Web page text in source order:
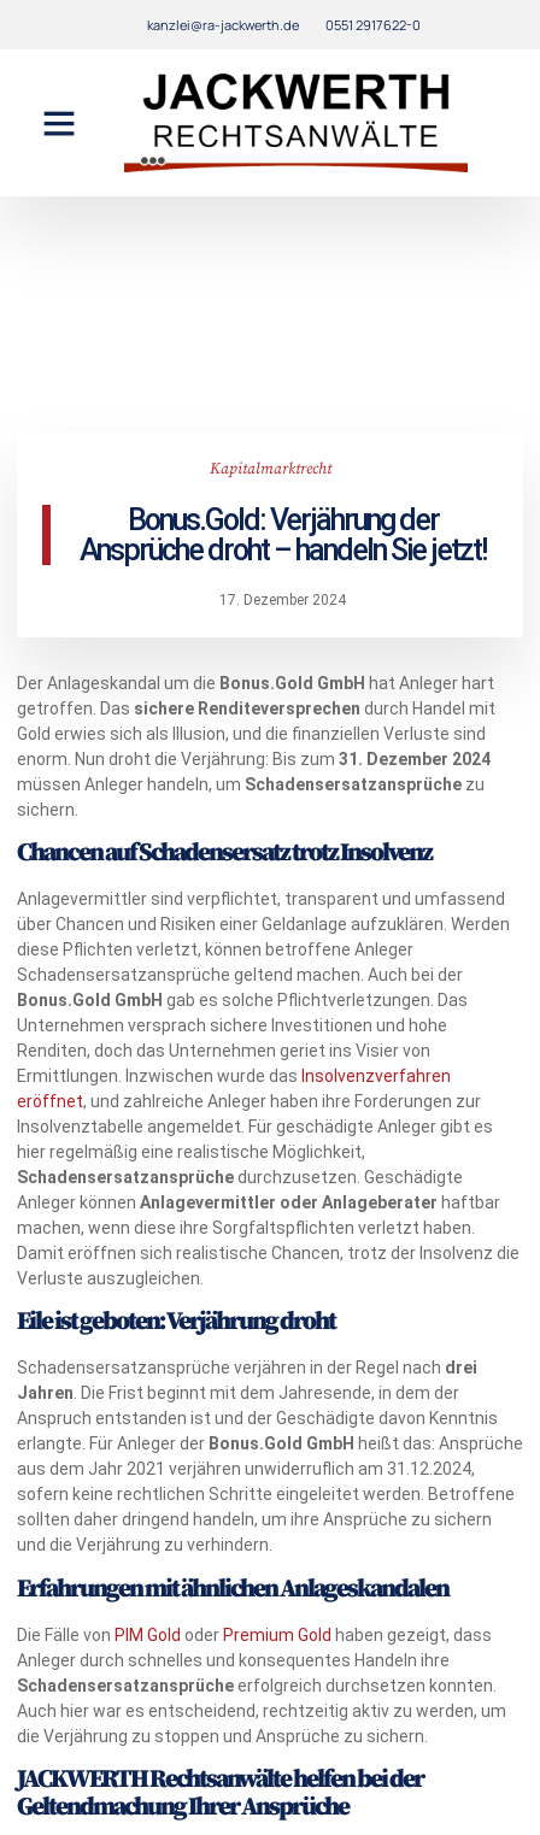
kanzlei@ra-jackwerth.de 0551 2917622-0
Kapitalmarktrecht
Bonus.Gold: Verjährung der
Ansprüche droht – handeln Sie jetzt!
17. Dezember 2024
Der Anlageskandal um die Bonus.Gold GmbH hat Anleger hart
getroffen. Das sichere Renditeversprechen durch Handel mit
Gold erwies sich als Illusion, und die finanziellen Verluste sind
enorm. Nun droht die Verjährung: Bis zum 31. Dezember 2024
müssen Anleger handeln, um Schadensersatzansprüche zu
sichern.
Chancen auf Schadensersatz trotz Insolvenz
Anlagevermittler sind verpflichtet, transparent und umfassend
über Chancen und Risiken einer Geldanlage aufzuklären. Werden
diese Pflichten verletzt, können betroffene Anleger
Schadensersatzansprüche geltend machen. Auch bei der
Bonus.Gold GmbH gab es solche Pflichtverletzungen. Das
Unternehmen versprach sichere Investitionen und hohe
Renditen, doch das Unternehmen geriet ins Visier von
Ermittlungen. Inzwischen wurde das Insolvenzverfahren
eröffnet, und zahlreiche Anleger haben ihre Forderungen zur
Insolvenztabelle angemeldet. Für geschädigte Anleger gibt es
hier regelmäßig eine realistische Möglichkeit,
Schadensersatzansprüchedurchzusetzen. Geschädigte
Anleger können Anlagevermittler oder Anlageberater haftbar
machen, wenn diese ihre Sorgfaltspflichten verletzt haben.
Damit eröffnen sich realistische Chancen, trotz der Insolvenz die
Verluste auszugleichen.
Eile ist geboten: Verjährung droht
Schadensersatzansprüche verjähren in der Regel nach drei
Jahren. Die Frist beginnt mit dem Jahresende, in dem der
Anspruch entstanden ist und der Geschädigte davon Kenntnis
erlangte. Für Anleger der Bonus.Gold GmbH heißt das: Ansprüche
aus dem Jahr 2021 verjähren unwiderruflich am 31.12.2024,
sofern keine rechtlichen Schritte eingeleitet werden. Betroffene
sollten daher dringend handeln, um ihre Ansprüche zu sichern
und die Verjährung zu verhindern.
Erfahrungen mit ähnlichen Anlageskandalen
Die Fälle von PIM Gold oder Premium Gold haben gezeigt, dass
Anleger durch schnelles und konsequentes Handeln ihre
Schadensersatzansprücheerfolgreich durchsetzen konnten.
Auch hier war es entscheidend, rechtzeitig aktiv zu werden, um
die Verjährung zu stoppen und Ansprüche zu sichern.
JACKWERTH Rechtsanwälte helfen bei der
Geltendmachung Ihrer Ansprüche